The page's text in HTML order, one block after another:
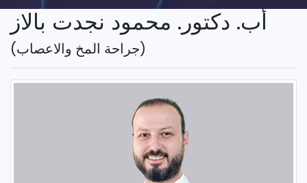
أب. دكتور. محمود نجدت بالاز
(جراحة المخ والاعصاب)